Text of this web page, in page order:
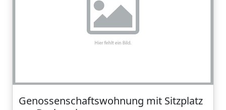
Genossenschaftswohnung mit Sitzplatz